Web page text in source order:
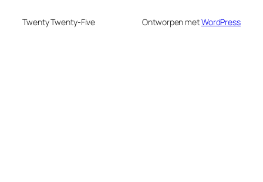
Twenty Twenty-Five Ontworpen metWordPress